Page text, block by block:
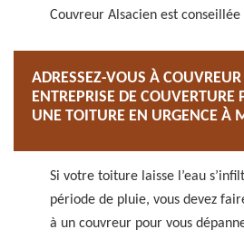
Couvreur Alsacien est conseillée
ADRESSEZ-VOUS À
ENTREPRISE DE COUVERTURE
UNE TOITURE EN URGENCE À
Si votre toiture laisse l’eau
période de pluie, vous devez
à un couvreur pour vous